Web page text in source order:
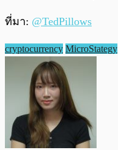
ที่มา: @TedPillows
cryptocurrency MicroStategy